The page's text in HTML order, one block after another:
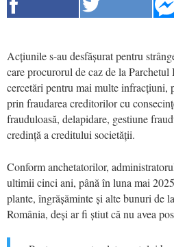
Acțiunile s-au desfășurat pentru
care procurorul de caz de la
cercetări pentru mai multe infracțiuni,
prin fraudarea creditorilor cu
frauduloasă, delapidare, gestiune
credință a creditului societății.
Conform anchetatorilor,
ultimii cinci ani, până în luna mai
plante, îngrășăminte și alte bunuri de
România, deși ar fi știut că nu avea